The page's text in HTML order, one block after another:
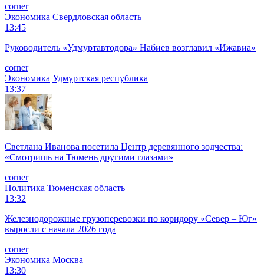
corner
Экономика Свердловская область
13:45
Руководитель «Удмуртавтодора» Набиев возглавил «Ижавиа»
corner
Экономика Удмуртская республика
13:37
Светлана Иванова посетила Центр деревянного зодчества:
«Смотришь на Тюмень другими глазами»
corner
Политика Тюменская область
13:32
Железнодорожные грузоперевозки по коридору «Север – Юг»
выросли с начала 2026 года
corner
Экономика Москва
13:30